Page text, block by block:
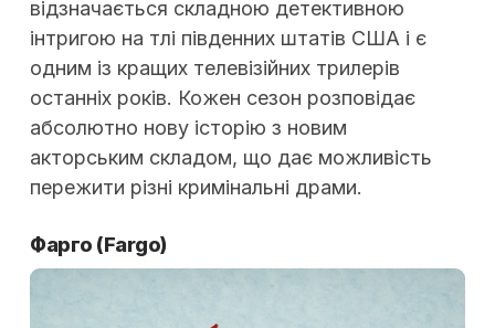
відзначається складною детективною
інтригою на тлі південних штатів США і є
одним із кращих телевізійних трилерів
останніх років. Кожен сезон розповідає
абсолютно нову історію з новим
акторським складом, що дає можливість
пережити різні кримінальні драми.
Фарго (Fargo)